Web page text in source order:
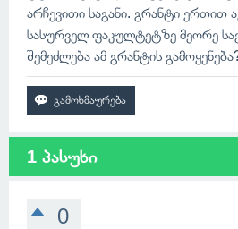
არჩევითი საგანი. გრანტი ერთით
სასურველ ფაკულტეტზე მეორე
შემეძლება ამ გრანტის
1 პასუხი
0